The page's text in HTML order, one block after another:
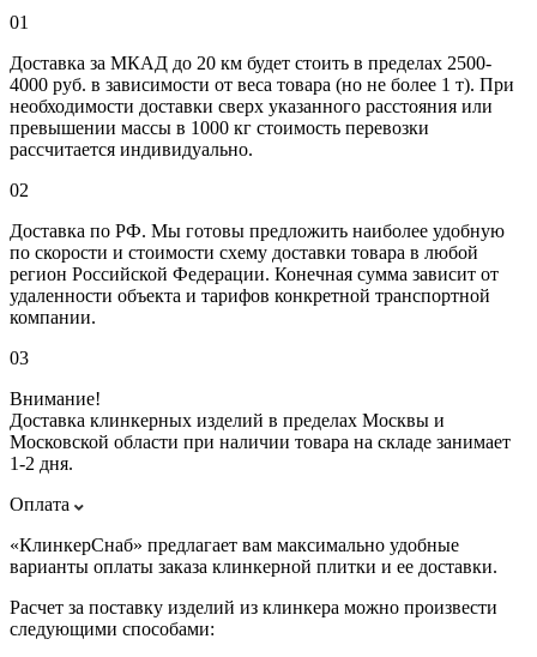
01
Доставка за МКАД до 20 км будет стоить в пределах 2500-
4000 руб. в зависимости от веса товара (но не более 1 т). При
необходимости доставки сверх указанного расстояния или
превышении массы в 1000 кг стоимость перевозки
рассчитается индивидуально.
02
Доставка по РФ. Мы готовы предложить наиболее удобную
по скорости и стоимости схему доставки товара в любой
регион Российской Федерации. Конечная сумма зависит от
удаленности объекта и тарифов конкретной транспортной
компании.
03
Внимание!
Доставка клинкерных изделий в пределах Москвы и
Московской области при наличии товара на складе занимает
1-2 дня.
Оплата
«КлинкерСнаб» предлагает вам максимально удобные
варианты оплаты заказа клинкерной плитки и ее доставки.
Расчет за поставку изделий из клинкера можно произвести
следующими способами: